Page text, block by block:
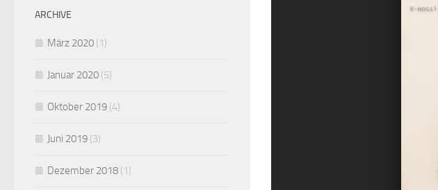
ARCHIVE
März 2020 (1)
Januar 2020 (5)
Oktober 2019 (4)
Juni 2019 (3)
Dezember 2018 (1)